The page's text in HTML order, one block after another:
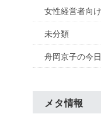
女性経営者向
未分類
舟岡京子の今
メタ情報